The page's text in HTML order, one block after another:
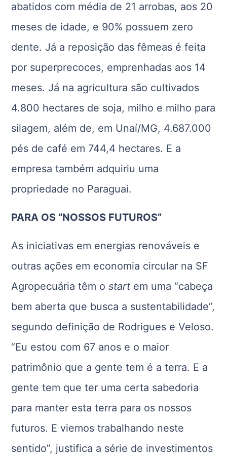
abatidos com média de 21 arrobas, aos 20
meses de idade, e 90% possuem zero
dente. Já a reposição das fêmeas é feita
por superprecoces, emprenhadas aos 14
meses. Já na agricultura são cultivados
4.800 hectares de soja, milho e milho para
silagem, além de, em Unaí/MG, 4.687.000
pés de café em 744,4 hectares. E a
empresa também adquiriu uma
propriedade no Paraguai.
PARA OS “NOSSOS FUTUROS”
As iniciativas em energias renováveis e
outras ações em economia circular na SF
Agropecuária têm ostart em uma “cabeça
bem aberta que busca a sustentabilidade”,
segundo definição de Rodrigues e Veloso.
“Eu estou com 67 anos e o maior
patrimônio que a gente tem é a terra. E a
gente tem que ter uma certa sabedoria
para manter esta terra para os nossos
futuros. E viemos trabalhando neste
sentido”, justifica a série de investimentos